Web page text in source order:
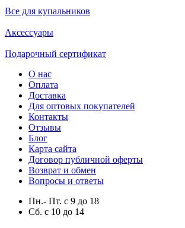
Все для купальников
Аксессуары
Подарочный сертификат
О нас
Оплата
Доставка
Для оптовых покупателей
Контакты
Отзывы
Блог
Карта сайта
Договор публичной оферты
Возврат и обмен
Вопросы и ответы
Пн.- Пт. с 9 до 18
Сб. с 10 до 14